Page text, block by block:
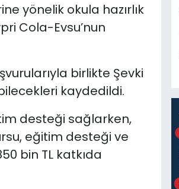
yönelik okula hazırlık
Cola-Evsu’nun
birlikte Şevki
kaydedildi.
desteği sağlarken,
eğitim desteği ve
bin TL katkıda